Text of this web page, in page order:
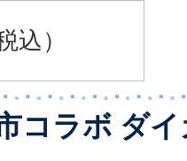
込）
コラボ ダ